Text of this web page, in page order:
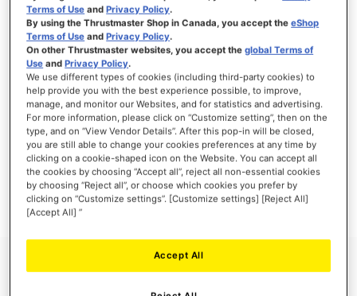
Passwort vergessen?
NEUE KUNDEN
Ihre Anmeldung hat viele Vorteile: schnellerer Bestellvorgang, speichern von mehreren
Adressen, Sendungsverfolgung und vieles mehr.
EIN KONTO ERSTELLEN
Terms of Use andPrivacy Policy.
By using the Thrustmaster Shop in Canada, you accept theeShop
Terms of Use andPrivacy Policy.
On other Thrustmaster websites, you accept theglobal Terms of
Use andPrivacy Policy.
We use different types of cookies (including third-party cookies) to
help provide you with the best experience possible, to improve,
manage, and monitor our Websites, and for statistics and advertising.
For more information, please click on “Customize setting”, then on the
type, and on “View Vendor Details”. After this pop-in will be closed,
you are still able to change your cookies preferences at any time by
clicking on a cookie-shaped icon on the Website. You can accept all
the cookies by choosing “Accept all”, reject all non-essential cookies
by choosing “Reject all”, or choose which cookies you prefer by
clicking on “Customize settings”. [Customize settings] [Reject All]
[Accept All] ”
Accept All